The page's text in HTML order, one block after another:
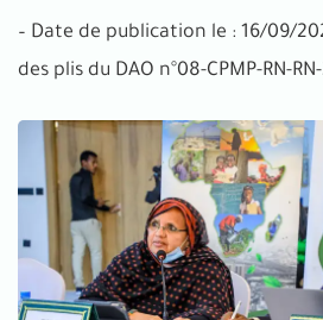
– Date de publication le : 16/09/
des plis du DAO n°08-CPMP-RN-